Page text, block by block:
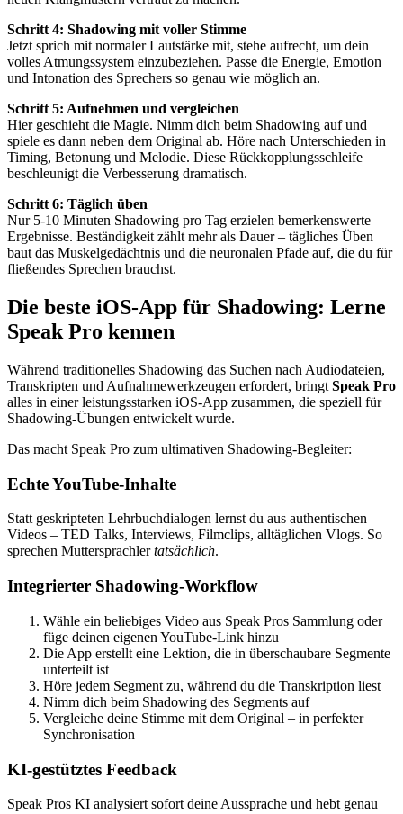
Schritt 4: Shadowing mit voller Stimme
Jetzt sprich mit normaler Lautstärke mit, stehe aufrecht, um dein
volles Atmungssystem einzubeziehen. Passe die Energie, Emotion
und Intonation des Sprechers so genau wie möglich an.
Schritt 5: Aufnehmen und vergleichen
Hier geschieht die Magie. Nimm dich beim Shadowing auf und
spiele es dann neben dem Original ab. Höre nach Unterschieden in
Timing, Betonung und Melodie. Diese Rückkopplungsschleife
beschleunigt die Verbesserung dramatisch.
Schritt 6: Täglich üben
Nur 5-10 Minuten Shadowing pro Tag erzielen bemerkenswerte
Ergebnisse. Beständigkeit zählt mehr als Dauer – tägliches Üben
baut das Muskelgedächtnis und die neuronalen Pfade auf, die du für
fließendes Sprechen brauchst.
Die beste iOS-App für Shadowing: Lerne
Speak Pro kennen
Während traditionelles Shadowing das Suchen nach Audiodateien,
Transkripten und Aufnahmewerkzeugen erfordert, bringt Speak Pro
alles in einer leistungsstarken iOS-App zusammen, die speziell für
Shadowing-Übungen entwickelt wurde.
Das macht Speak Pro zum ultimativen Shadowing-Begleiter:
Echte YouTube-Inhalte
Statt geskripteten Lehrbuchdialogen lernst du aus authentischen
Videos – TED Talks, Interviews, Filmclips, alltäglichen Vlogs. So
sprechen Muttersprachlertatsächlich.
Integrierter Shadowing-Workflow
Wähle ein beliebiges Video aus Speak Pros Sammlung oder
füge deinen eigenen YouTube-Link hinzu
Die App erstellt eine Lektion, die in überschaubare Segmente
unterteilt ist
Höre jedem Segment zu, während du die Transkription liest
Nimm dich beim Shadowing des Segments auf
Vergleiche deine Stimme mit dem Original – in perfekter
Synchronisation
KI-gestütztes Feedback
Speak Pros KI analysiert sofort deine Aussprache und hebt genau